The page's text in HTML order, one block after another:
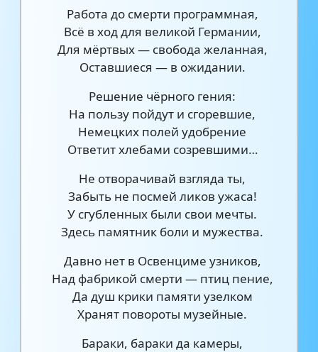
Работа до смерти программная,
Всё в ход для великой Германии,
Для мёртвых — свобода желанная,
Оставшиеся — в ожидании.
Решение чёрного гения:
На пользу пойдут и сгоревшие,
Немецких полей удобрение
Ответит хлебами созревшими…
Не отворачивай взгляда ты,
Забыть не посмей ликов ужаса!
У сгубленных были свои мечты.
Здесь памятник боли и мужества.
Давно нет в Освенциме узников,
Над фабрикой смерти — птиц пение,
Да душ крики памяти узелком
Хранят повороты музейные.
Бараки, бараки да камеры,